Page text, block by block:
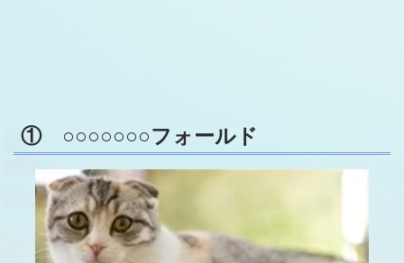
① ○○○○○○○フォールド